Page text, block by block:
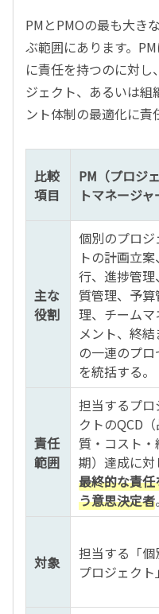
PMとPMOの最も大き
ぶ範囲にあります。
に責任を持つのに対し
ジェクト、あるいは組
ント体制の最適化に責
比較
項目
PM（プロジ
トマネージャ
主な
役割
個別のプロジ
トの計画立
行、進捗管理
質管理、予算
理、チームマ
メント、終結
の一連のプロ
を統括する。
責任
範囲
担当するプロ
クトのQCD（
質・コスト・
期）達成に対
最終的な責任
う意思決定者。
対象
担当する「個
プロジェクト」